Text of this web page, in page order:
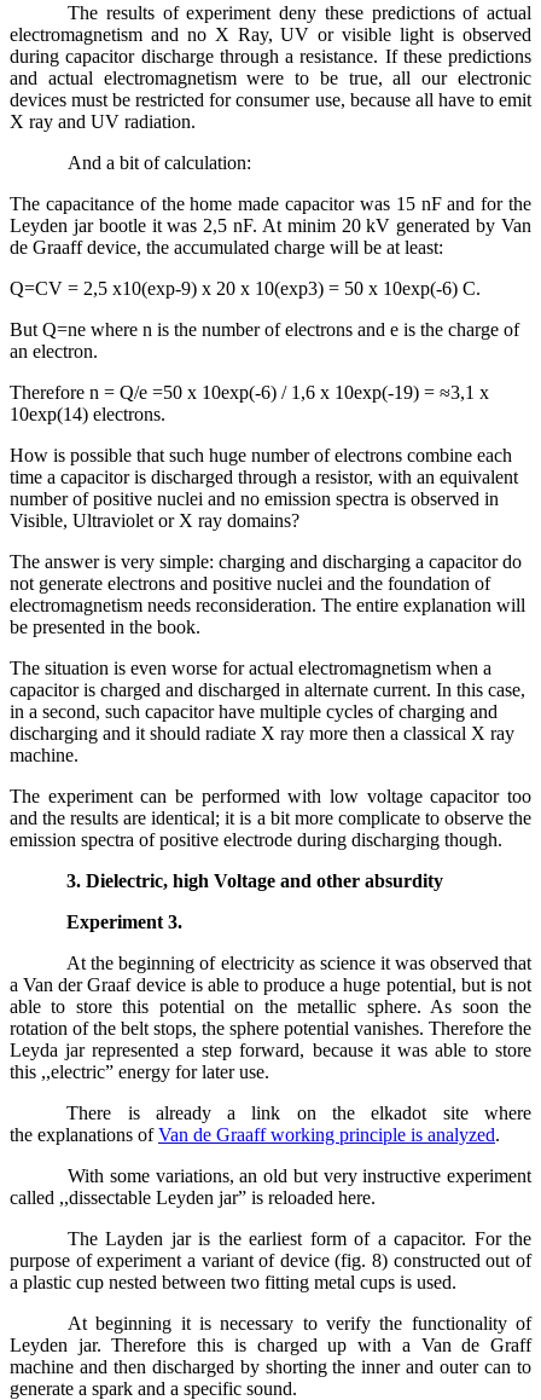
The results of experiment deny these predictions of actual
electromagnetism and no X Ray, UV or visible light is observed
during capacitor discharge through a resistance. If these predictions
and actual electromagnetism were to be true, all our electronic
devices must be restricted for consumer use, because all have to emit
X ray and UV radiation.
And a bit of calculation:
The capacitance of the home made capacitor was 15 nF and for the
Leyden jar bootle it was 2,5 nF. At minim 20 kV generated by Van
de Graaff device, the accumulated charge will be at least:
Q=CV = 2,5 x10(exp-9) x 20 x 10(exp3) = 50 x 10exp(-6) C.
But Q=ne where n is the number of electrons and e is the charge of
an electron.
Therefore n = Q/e =50 x 10exp(-6) / 1,6 x 10exp(-19) = ≈3,1 x
10exp(14) electrons.
How is possible that such huge number of electrons combine each
time a capacitor is discharged through a resistor, with an equivalent
number of positive nuclei and no emission spectra is observed in
Visible, Ultraviolet or X ray domains?
The answer is very simple: charging and discharging a capacitor do
not generate electrons and positive nuclei and the foundation of
electromagnetism needs reconsideration. The entire explanation will
be presented in the book.
The situation is even worse for actual electromagnetism when a
capacitor is charged and discharged in alternate current. In this case,
in a second, such capacitor have multiple cycles of charging and
discharging and it should radiate X ray more then a classical X ray
machine.
The experiment can be performed with low voltage capacitor too
and the results are identical; it is a bit more complicate to observe the
emission spectra of positive electrode during discharging though.
3. Dielectric, high Voltage and other absurdity
Experiment 3.
At the beginning of electricity as science it was observed that
a Van der Graaf device is able to produce a huge potential, but is not
able to store this potential on the metallic sphere. As soon the
rotation of the belt stops, the sphere potential vanishes. Therefore the
Leyda jar represented a step forward, because it was able to store
this ,,electric” energy for later use.
There is already a link on the elkadot site where
the explanations ofVan de Graaff working principle is analyzed.
With some variations, an old but very instructive experiment
called ,,dissectable Leyden jar” is reloaded here.
The Layden jar is the earliest form of a capacitor. For the
purpose of experiment a variant of device (fig. 8) constructed out of
a plastic cup nested between two fitting metal cups is used.
At beginning it is necessary to verify the functionality of
Leyden jar. Therefore this is charged up with a Van de Graff
machine and then discharged by shorting the inner and outer can to
generate a spark and a specific sound.